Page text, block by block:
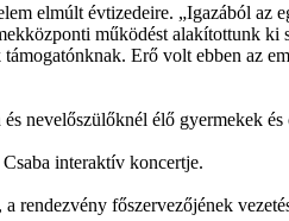
elmúlt évtizedeire. „Igazából az
működést alakítottunk
Erő volt ebben az
nevelőszülőknél élő gyermekek és
interaktív koncertje.
rendezvény főszervezőjének